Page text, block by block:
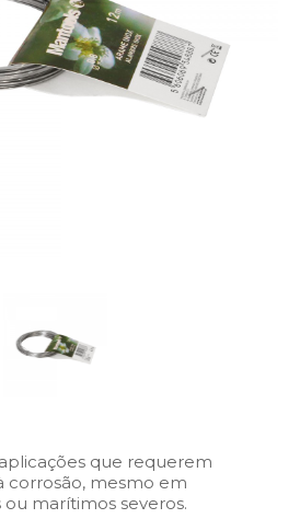
que requerem
corrosão, mesmo em
marítimos severos.